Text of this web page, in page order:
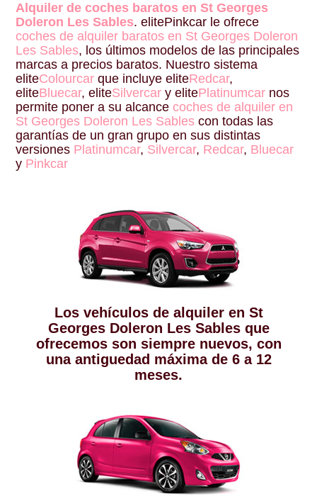
Alquiler de coches baratos en St Georges
Doleron Les Sables. elitePinkcar le ofrece
coches de alquiler baratos en St Georges Doleron
Les Sables, los últimos modelos de las principales
marcas a precios baratos. Nuestro sistema
eliteColourcar que incluye eliteRedcar,
eliteBluecar, eliteSilvercar y elitePlatinumcar nos
permite poner a su alcancecoches de alquiler en
St Georges Doleron Les Sables con todas las
garantías de un gran grupo en sus distintas
versiones Platinumcar, Silvercar, Redcar, Bluecar
y Pinkcar
Los vehículos de alquiler en St
Georges Doleron Les Sables que
ofrecemos son siempre nuevos, con
una antiguedad máxima de 6 a 12
meses.